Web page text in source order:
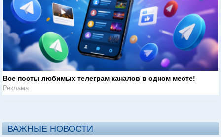
Все посты любимых телеграм каналов в одном месте!
Реклама
ВАЖНЫЕ НОВОСТИ